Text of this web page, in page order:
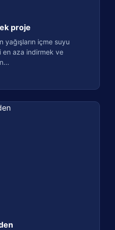
proje
yağışların içme suyu
en aza indirmek ve